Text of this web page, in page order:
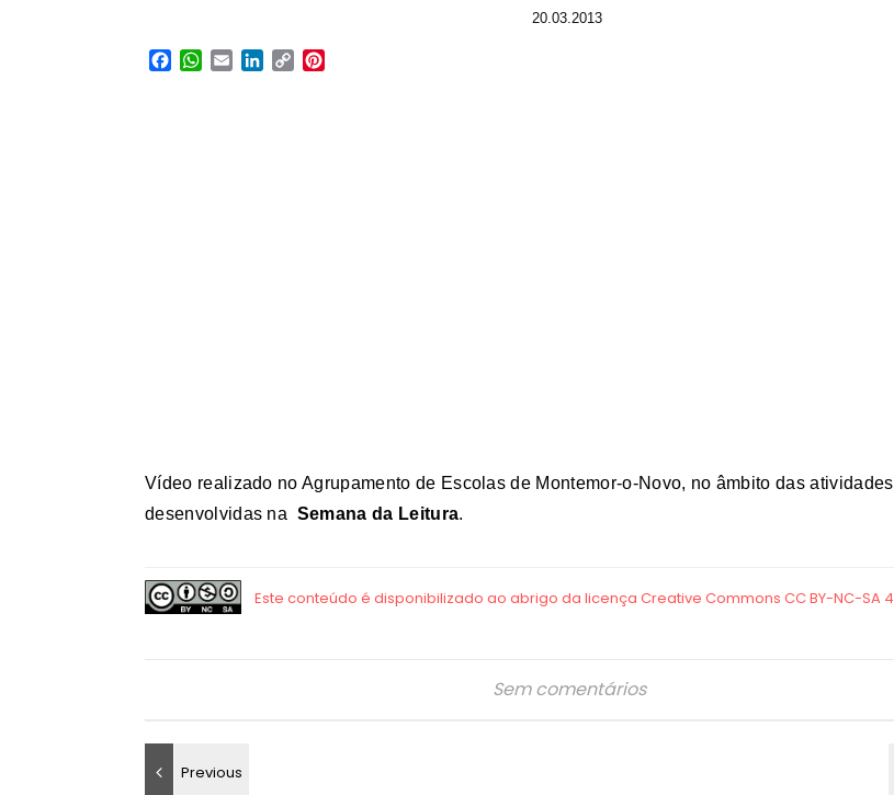
20.03.2013
Facebook
WhatsApp
EmailLinkedIn
Copy
Vídeo realizado no Agrupamento de Escolas de Montemor-o-Novo, no âmbito das atividades
desenvolvidas na Semana da Leitura.
Sem comentários